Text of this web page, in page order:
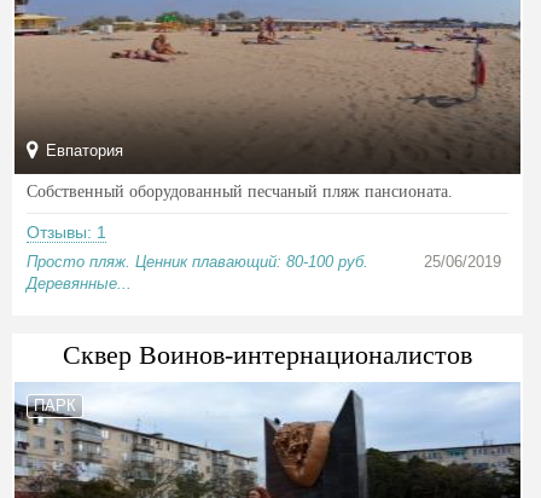
Евпатория
Собственный оборудованный песчаный пляж пансионата.
Отзывы: 1
Просто пляж. Ценник плавающий: 80-100 руб.
Деревянные...
25/06/2019
Сквер Воинов-интернационалистов
ПАРК